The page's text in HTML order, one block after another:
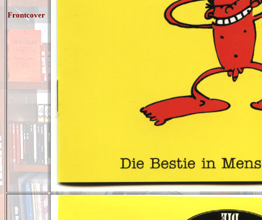
Frontcover